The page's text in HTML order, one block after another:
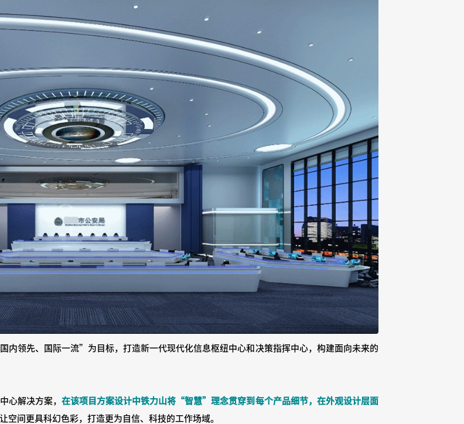
内领先、国际一流”为目标，打造新一代现代化信息枢纽中心和决策指挥中心，构建面向未来的
心解决方案， 在该项目方案设计中铁力山将“智慧”理念贯穿到每个产品细节，在外观设计层面
空间更具科幻色彩，打造更为自信、科技的工作场域。